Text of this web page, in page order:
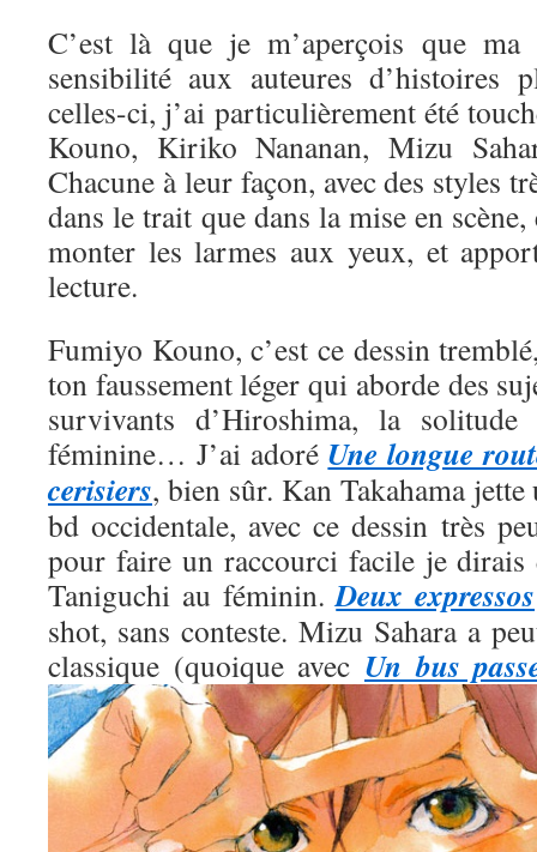
C’est là que je m’aperçois que
sensibilité aux auteures d’histoires
celles-ci, j’ai particulièrement été
Kouno, Kiriko Nananan, Mizu
Chacune à leur façon, avec des styles
dans le trait que dans la mise en
monter les larmes aux yeux, et
lecture.
Fumiyo Kouno, c’est ce dessin
ton faussement léger qui aborde des
survivants d’Hiroshima, la
féminine… J’ai adoré Une longue
cerisiers, bien sûr. Kan Takahama
bd occidentale, avec ce dessin très
pour faire un raccourci facile je dirais
Taniguchi au féminin.Deux expressos
shot, sans conteste. Mizu Sahara a
classique (quoique avec Un bus